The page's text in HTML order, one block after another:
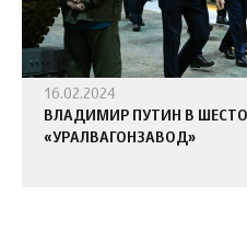
16.02.2024
ВЛАДИМИР ПУТИН В
«УРАЛВАГОНЗАВОД»